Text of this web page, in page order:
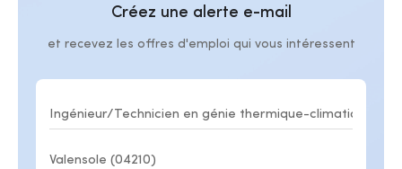
Créez une alerte e-mail
et recevez les offres d'emploi qui vous intéressent